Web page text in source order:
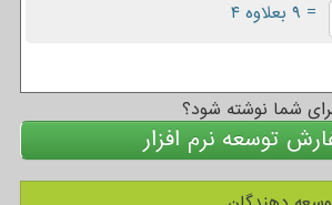
= ۹ بعلاوه ۴
شما نوشته شود؟
توسعه نرم افزار